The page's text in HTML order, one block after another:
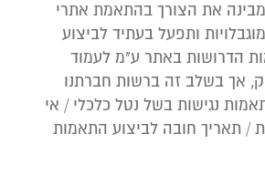
את הצורך בהתאמת אתרי
ותפעל בעתיד לביצוע
הדרושות באתר ע"מ לעמוד
אך בשלב זה ברשות חברתנו
נגישות בשל נטל כלכלי / אי
/ תאריך חובה לביצוע התאמות